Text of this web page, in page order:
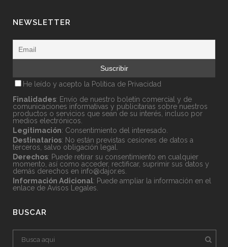
NEWSLETTER
He leído y acepto la Política de Privacidad
Finalidades: Envío de nuestro boletín comercial y de
comunicaciones informativas y publicitarias sobre nuestros
productos o servicios que sean de su interés, incluso por
medios electrónicos.
Legitimación: Consentimiento del interesado.
Destinatarios: No están previstas cesiones de datos a
terceros, salvo obligación legal.
Derechos: Puede retirar su consentimiento en cualquier
momento, así como acceder, rectificar, suprimir sus datos y
demás derechos en info@dajor.es
Información Adicional: Puede ampliar la información en el
enlace de Avisos Legales
BUSCAR